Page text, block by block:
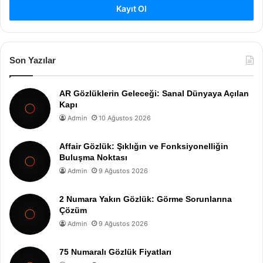
Kayıt Ol
Son Yazılar
AR Gözlüklerin Geleceği: Sanal Dünyaya Açılan
Kapı
Admin 10 Ağustos 2026
Affair Gözlük: Şıklığın ve Fonksiyonelliğin
Buluşma Noktası
Admin 9 Ağustos 2026
2 Numara Yakın Gözlük: Görme Sorunlarına
Çözüm
Admin 9 Ağustos 2026
75 Numaralı Gözlük Fiyatları